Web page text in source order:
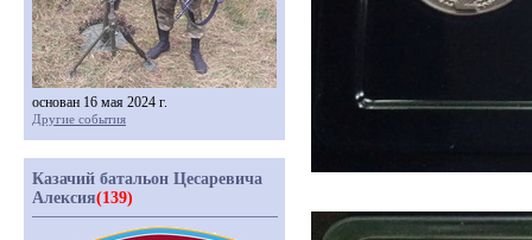
основан 16 мая 2024 г.
Другие события
Казачий батальон Цесаревича
Алексия(139)